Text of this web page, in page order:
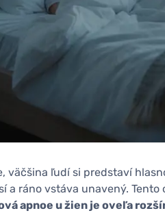
väčšina ľudí si predstaví
a ráno vstáva unavený.
apnoe u žien je oveľa